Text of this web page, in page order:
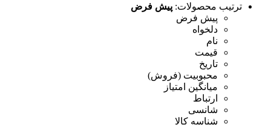
ترتیب محصولات: پیش فرض
پیش فرض
دلخواه
نام
قیمت
تاریخ
محبوبیت (فروش)
میانگین امتیاز
ارتباط
شانسی
شناسه کالا